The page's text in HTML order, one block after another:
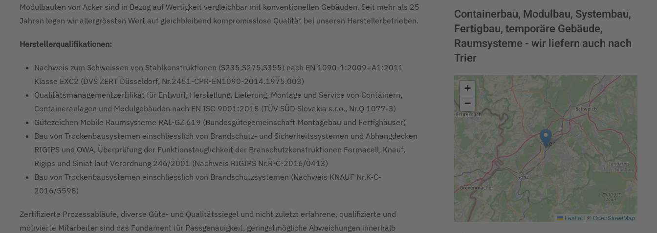
Modulbauten von Acker sind in Bezug auf Wertigkeit vergleichbar mit konventionellen Gebäuden. Seit mehr als 25
Jahren legen wir allergrössten Wert auf gleichbleibend kompromisslose Qualität bei unseren Herstellerbetrieben.
Herstellerqualifikationen:
Nachweis zum Schweissen von Stahlkonstruktionen (S235,S275,S355) nach EN 1090-1:2009+A1:2011
Klasse EXC2 (DVS ZERT Düsseldorf, Nr.2451-CPR-EN1090-2014.1975.003)
Qualitätsmanagementzertifikat für Entwurf, Herstellung, Lieferung, Montage und Service von Containern,
Containeranlagen und Modulgebäuden nach EN ISO 9001:2015 (TÜV SÜD Slovakia s.r.o., Nr.Q 1077-3)
Gütezeichen Mobile Raumsysteme RAL-GZ 619 (Bundesgütegemeinschaft Montagebau und Fertighäuser)
Bau von Trockenbausystemen einschliesslich von Brandschutz- und Sicherheitssystemen und Abhangdecken
RIGIPS und OWA, Überprüfung der Funktionstauglichkeit der Branschutzkonstruktionen Fermacell, Knauf,
Rigips und Siniat laut Verordnung 246/2001 (Nachweis RIGIPS Nr.R-C-2016/0413)
Bau von Trockenbausystemen einschliesslich von Brandschutzsystemen (Nachweis KNAUF Nr.K-C-
2016/5598)
Zertifizierte Prozessabläufe, diverse Güte- und Qualitätssiegel und nicht zuletzt erfahrene, qualifizierte und
motivierte Mitarbeiter sind das Fundament für Passgenauigkeit, geringstmögliche Abweichungen innerhalb
Containerbau, Modulbau, Systembau,
Fertigbau, temporäre Gebäude,
Raumsysteme - wir liefern auch nach
Trier
+
−
Leaflet | ©OpenStreetMap